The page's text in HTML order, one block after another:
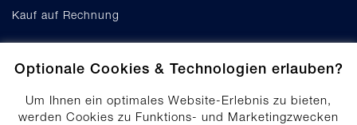
Optionale Cookies & Technologien erlauben?
Um Ihnen ein optimales Website-Erlebnis zu bieten,
werden Cookies zu Funktions- und Marketingzwecken
Kauf auf Rechnung